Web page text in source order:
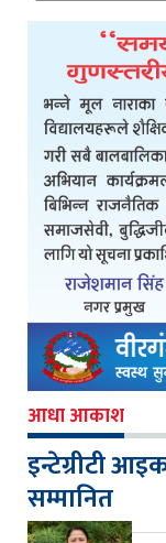
आधा आकाश
इन्टेग्रीटी
सम्मानित